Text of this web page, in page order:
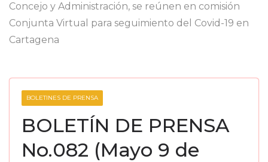
Concejo y Administración, se reúnen en comisión
Conjunta Virtual para seguimiento del Covid-19 en
Cartagena
BOLETINES DE PRENSA
BOLETÍN DE PRENSA
No.082 (Mayo 9 de